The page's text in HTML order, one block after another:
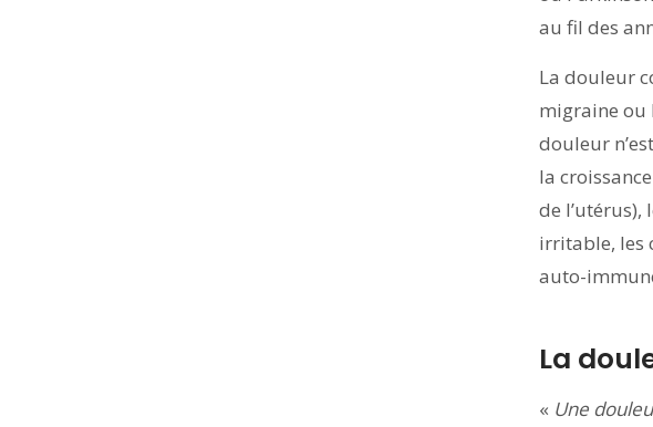
au fil des
La douleur
migraine ou
douleur
la
de
irritable, les
auto-
La
« Une